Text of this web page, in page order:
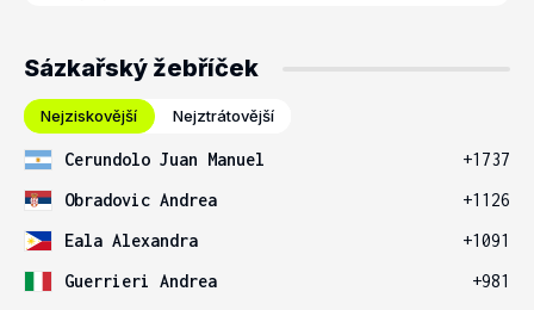
Sázkařský žebříček
Nejziskovější Nejztrátovější
Cerundolo Juan Manuel
+1737
Obradovic Andrea
+1126
Eala Alexandra
+1091
Guerrieri Andrea
+981